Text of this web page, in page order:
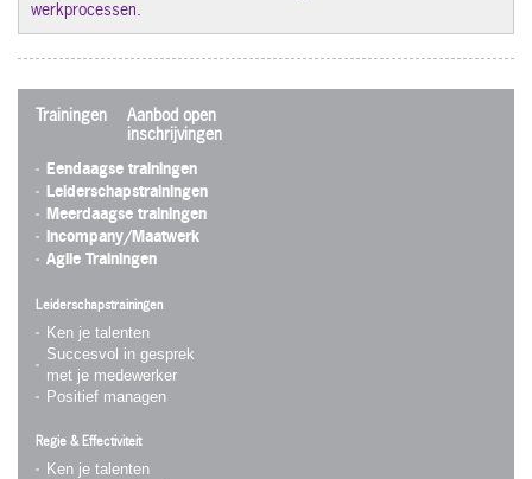
werkprocessen.
Trainingen
Aanbod open
inschrijvingen
Eendaagse trainingen
Leiderschapstrainingen
Meerdaagse trainingen
Incompany/Maatwerk
Agile Trainingen
Leiderschapstrainingen
Ken je talenten
Succesvol in gesprek
met je medewerker
Positief managen
Regie & Effectiviteit
Ken je talenten